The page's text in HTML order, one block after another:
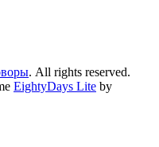
. All rights reserved.
EightyDays Lite by